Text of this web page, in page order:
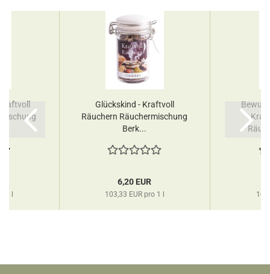
Glückskind - Kraftvoll
Räuchern Räuchermischung
Berk...
6,20 EUR
103,33 EUR pro 1 l